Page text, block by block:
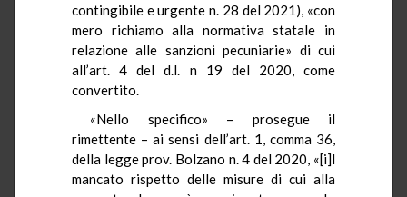
contingibile e urgente n. 28 del 2021), «con
mero richiamo alla normativa statale in
relazione alle sanzioni pecuniarie» di cui
all’art. 4 del d.l. n 19 del 2020, come
convertito.
«Nello specifico» – prosegue il
rimettente – ai sensi dell’art. 1, comma 36,
della legge prov. Bolzano n. 4 del 2020, «[i]l
mancato rispetto delle misure di cui alla